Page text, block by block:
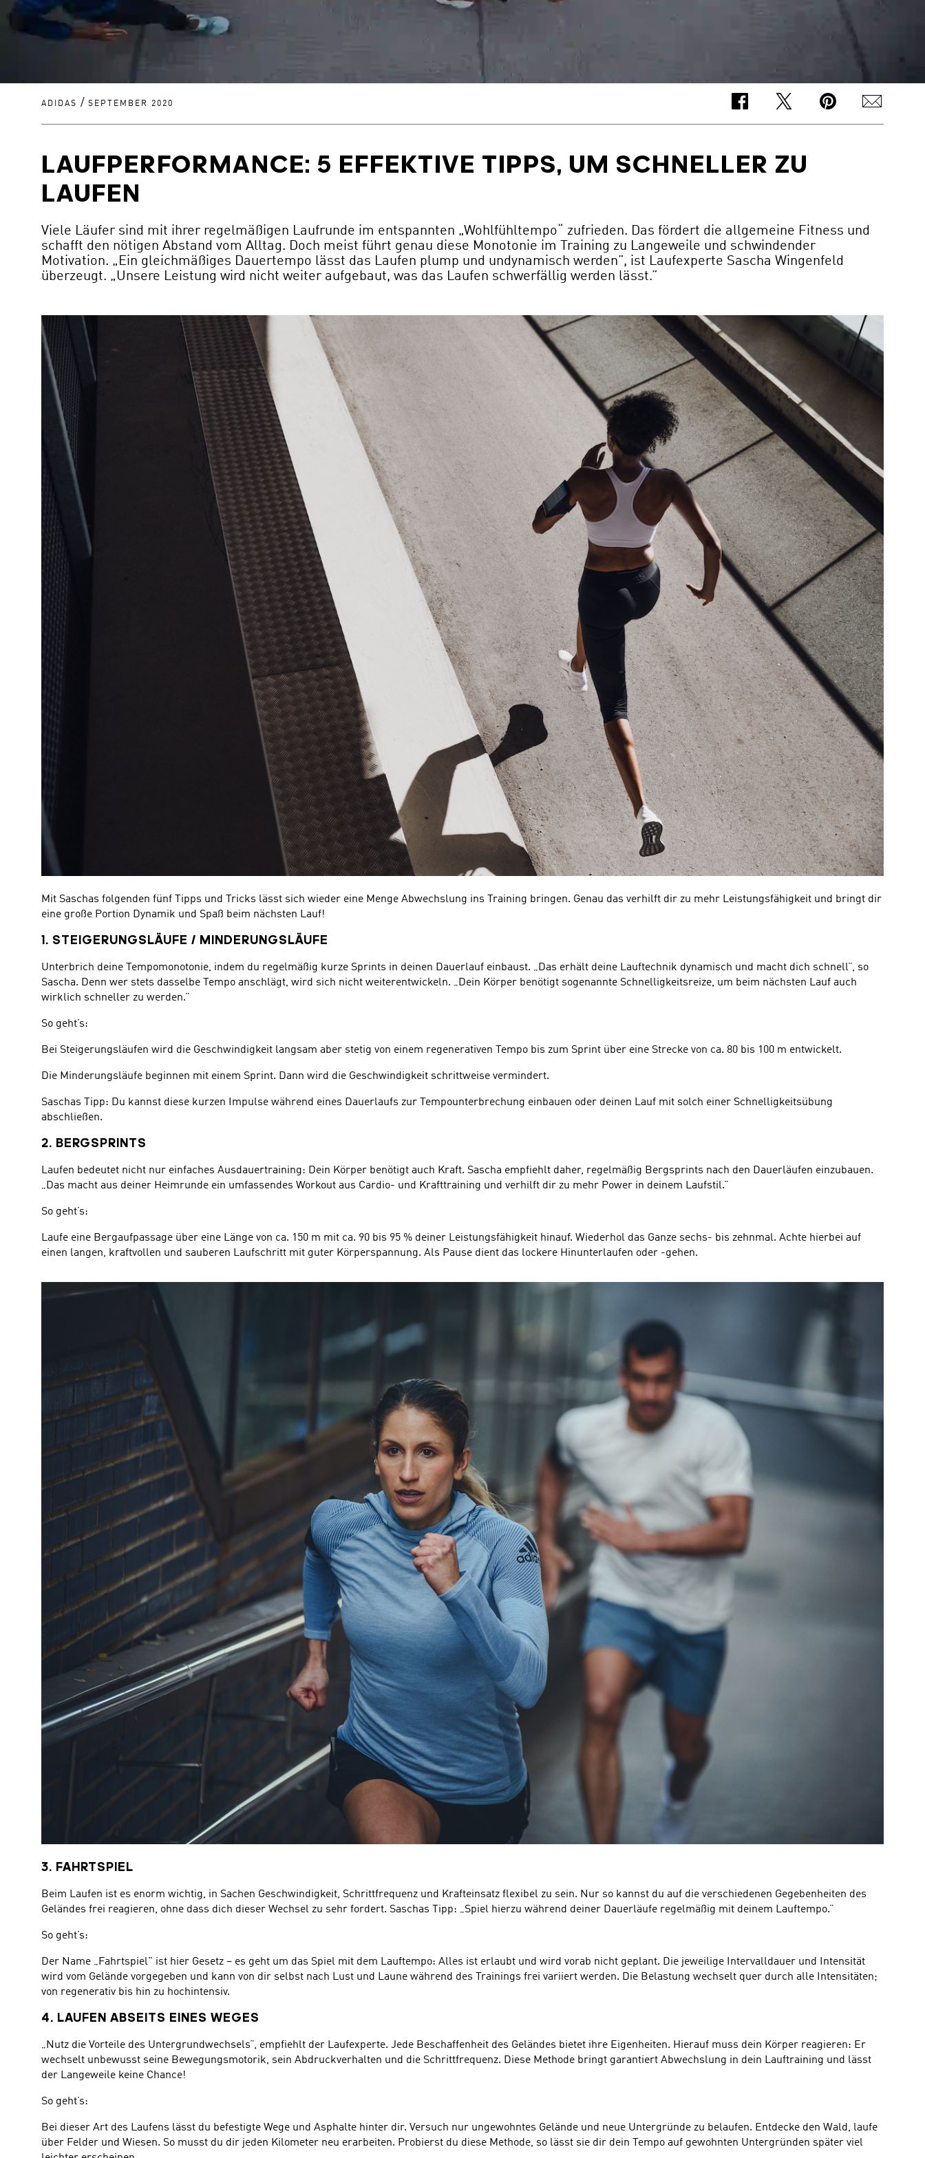
ADIDAS / SEPTEMBER 2020
LAUFPERFORMANCE: 5 EFFEKTIVE TIPPS, UM SCHNELLER ZU
LAUFEN
Viele Läufer sind mit ihrer regelmäßigen Laufrunde im entspannten „Wohlfühltempo“ zufrieden. Das fördert die allgemeine Fitness und
schafft den nötigen Abstand vom Alltag. Doch meist führt genau diese Monotonie im Training zu Langeweile und schwindender
Motivation. „Ein gleichmäßiges Dauertempo lässt das Laufen plump und undynamisch werden”, ist Laufexperte Sascha Wingenfeld
überzeugt. „Unsere Leistung wird nicht weiter aufgebaut, was das Laufen schwerfällig werden lässt.”
Mit Saschas folgenden fünf Tipps und Tricks lässt sich wieder eine Menge Abwechslung ins Training bringen. Genau das verhilft dir zu mehr Leistungsfähigkeit und bringt dir
eine große Portion Dynamik und Spaß beim nächsten Lauf!
1. STEIGERUNGSLÄUFE / MINDERUNGSLÄUFE
Unterbrich deine Tempomonotonie, indem du regelmäßig kurze Sprints in deinen Dauerlauf einbaust. „Das erhält deine Lauftechnik dynamisch und macht dich schnell”, so
Sascha. Denn wer stets dasselbe Tempo anschlägt, wird sich nicht weiterentwickeln. „Dein Körper benötigt sogenannte Schnelligkeitsreize, um beim nächsten Lauf auch
wirklich schneller zu werden.”
So geht’s:
Bei Steigerungsläufen wird die Geschwindigkeit langsam aber stetig von einem regenerativen Tempo bis zum Sprint über eine Strecke von ca. 80 bis 100 m entwickelt.
Die Minderungsläufe beginnen mit einem Sprint. Dann wird die Geschwindigkeit schrittweise vermindert.
Saschas Tipp: Du kannst diese kurzen Impulse während eines Dauerlaufs zur Tempounterbrechung einbauen oder deinen Lauf mit solch einer Schnelligkeitsübung
abschließen.
2. BERGSPRINTS
Laufen bedeutet nicht nur einfaches Ausdauertraining: Dein Körper benötigt auch Kraft. Sascha empfiehlt daher, regelmäßig Bergsprints nach den Dauerläufen einzubauen.
„Das macht aus deiner Heimrunde ein umfassendes Workout aus Cardio- und Krafttraining und verhilft dir zu mehr Power in deinem Laufstil.”
So geht’s:
Laufe eine Bergaufpassage über eine Länge von ca. 150 m mit ca. 90 bis 95 % deiner Leistungsfähigkeit hinauf. Wiederhol das Ganze sechs- bis zehnmal. Achte hierbei auf
einen langen, kraftvollen und sauberen Laufschritt mit guter Körperspannung. Als Pause dient das lockere Hinunterlaufen oder -gehen.
3. FAHRTSPIEL
Beim Laufen ist es enorm wichtig, in Sachen Geschwindigkeit, Schrittfrequenz und Krafteinsatz flexibel zu sein. Nur so kannst du auf die verschiedenen Gegebenheiten des
Geländes frei reagieren, ohne dass dich dieser Wechsel zu sehr fordert. Saschas Tipp: „Spiel hierzu während deiner Dauerläufe regelmäßig mit deinem Lauftempo.”
So geht’s:
Der Name „Fahrtspiel" ist hier Gesetz – es geht um das Spiel mit dem Lauftempo: Alles ist erlaubt und wird vorab nicht geplant. Die jeweilige Intervalldauer und Intensität
wird vom Gelände vorgegeben und kann von dir selbst nach Lust und Laune während des Trainings frei variiert werden. Die Belastung wechselt quer durch alle Intensitäten;
von regenerativ bis hin zu hochintensiv.
4. LAUFEN ABSEITS EINES WEGES
„Nutz die Vorteile des Untergrundwechsels”, empfiehlt der Laufexperte. Jede Beschaffenheit des Geländes bietet ihre Eigenheiten. Hierauf muss dein Körper reagieren: Er
wechselt unbewusst seine Bewegungsmotorik, sein Abdruckverhalten und die Schrittfrequenz. Diese Methode bringt garantiert Abwechslung in dein Lauftraining und lässt
der Langeweile keine Chance!
So geht’s:
Bei dieser Art des Laufens lässt du befestigte Wege und Asphalte hinter dir. Versuch nur ungewohntes Gelände und neue Untergründe zu belaufen. Entdecke den Wald, laufe
über Felder und Wiesen. So musst du dir jeden Kilometer neu erarbeiten. Probierst du diese Methode, so lässt sie dir dein Tempo auf gewohnten Untergründen später viel